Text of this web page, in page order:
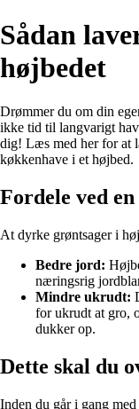
Sådan
højbedet
Drømmer du om din
ikke tid til langvarigt
dig! Læs med her for at
køkkenhave i et højbed.
Fordele ved
At dyrke grøntsager i
Bedre jord:
næringsrig
Mindre ukrudt:
for ukrudt at gro,
dukker op.
Dette skal du
Inden du går i gang